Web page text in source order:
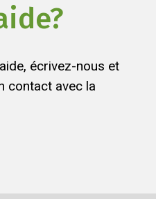
écrivez-nous et
contact avec la